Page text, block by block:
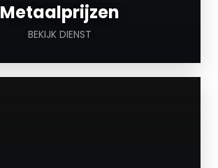
Metaalprijzen
BEKIJK DIENST